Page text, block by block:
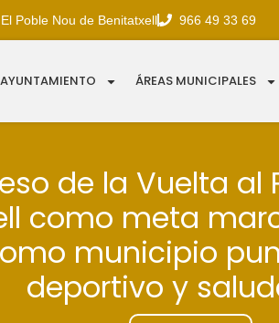
Poble Nou de Benitatxell 966 49 33 69
AYUNTAMIENTO ÁREAS MUNICIPALES
de la Vuelta al
como meta
municipio
deportivo y